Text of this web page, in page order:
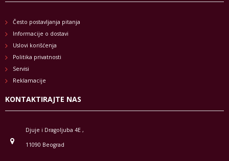
Često postavljanja pitanja
Informacije o dostavi
Uslovi korišćenja
Politika privatnosti
Servisi
Reklamacije
KONTAKTIRAJTE NAS
Djuje i Dragoljuba 4E ,
11090 Beograd